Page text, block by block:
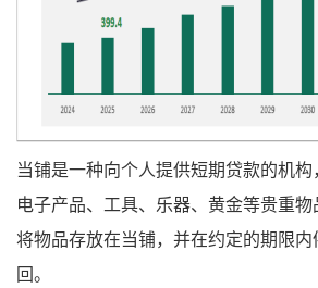
当铺是一种向个人提供短期贷款的机构
电子产品、工具、乐器、黄金等贵重
将物品存放在当铺，并在约定的期限
回。